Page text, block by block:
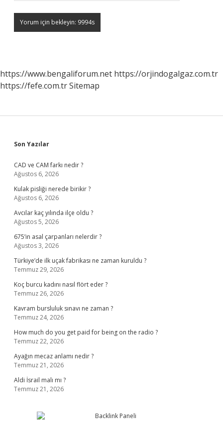
https://www.bengaliforum.net https://orjindogalgaz.com.tr
https://fefe.com.trSitemap
Sidebar
Son Yazılar
CAD ve CAM farkı nedir ?
Ağustos 6, 2026
Kulak pisliği nerede birikir ?
Ağustos 6, 2026
Avcılar kaç yılında ilçe oldu ?
Ağustos 5, 2026
675’in asal çarpanları nelerdir ?
Ağustos 3, 2026
Türkiye’de ilk uçak fabrikası ne zaman kuruldu ?
Temmuz 29, 2026
Koç burcu kadını nasıl flört eder ?
Temmuz 26, 2026
Kavram bursluluk sınavı ne zaman ?
Temmuz 24, 2026
How much do you get paid for being on the radio ?
Temmuz 22, 2026
Ayağın mecaz anlamı nedir ?
Temmuz 21, 2026
Aldi İsrail malı mı ?
Temmuz 21, 2026